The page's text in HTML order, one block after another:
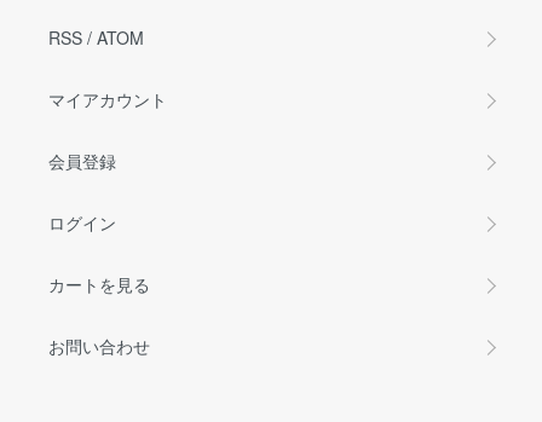
RSS / ATOM
マイアカウント
会員登録
ログイン
カートを見る
お問い合わせ